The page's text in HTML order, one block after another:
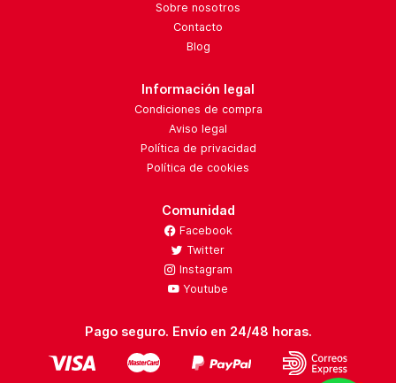
Sobre nosotros
Contacto
Blog
Información legal
Condiciones de compra
Aviso legal
Política de privacidad
Política de cookies
Comunidad
Facebook
Twitter
Instagram
Youtube
Pago seguro. Envío en 24/48 horas.